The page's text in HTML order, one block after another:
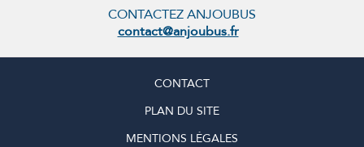
CONTACTEZ ANJOUBUS
contact@anjoubus.fr
CONTACT
PLAN DU SITE
MENTIONS LÉGALES